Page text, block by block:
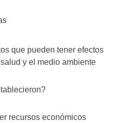
que pueden tener efectos
y el medio ambiente
recursos económicos